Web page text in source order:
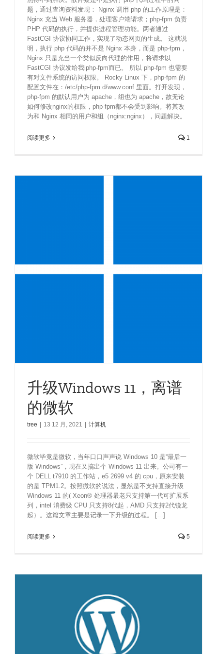
题，通过查询资料发现： Nginx 调用 php 的工作原理是：
Nginx 充当 Web 服务器，处理客户端请求；php-fpm 负责
PHP 代码的执行，并提供进程管理功能。两者通过
FastCGI 协议协同工作，实现了动态网页的生成。 这就说
明，执行 php 代码的并不是 Nginx 本身，而是 php-fpm，
Nginx 只是充当一个类似反向代理的作用，将请求以
FastCGI 协议发给我iphp-fpm而已。 所以 php-fpm 也需要
有对文件系统的访问权限。 Rocky Linux 下，php-fpm 的
配置文件在：/etc/php-fpm.d/www.conf 里面。打开发现，
php-fpm 的默认用户为 apache，组也为 apache，故无论
如何修改nginx的权限，php-fpm都不会受到影响。将其改
为和 Nginx 相同的用户和组（nginx:nginx），问题解决。
阅读更多 1
升级Windows 11，离谱
的微软
tree | 13 12 月, 2021 | 计算机
微软毕竟是微软，当年口口声声说 Windows 10 是“最后一
版 Windows”，现在又搞出个 Windows 11 出来。公司有一
个 DELL t7910 的工作站，e5 2699 v4 的 cpu，原来安装
的是 TPM1.2。按照微软的说法，显然是不支持直接升级
Windows 11 的( Xeon® 处理器最老只支持第一代可扩展系
列，intel 消费级 CPU 只支持8代起，AMD 只支持2代锐龙
起）。这篇文章主要是记录一下升级的过程。 […]
阅读更多 5